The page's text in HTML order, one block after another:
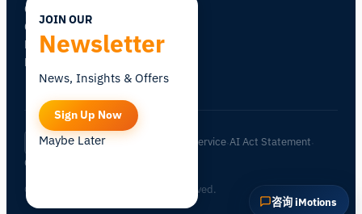
Careers
Contact
My iMotions
Newsletter
ZH |Privacy Policy Terms of Service ·AI Act Statement
Cookie Settings
© 2026 iMotions A/S. All rights reserved.
咨询 iMotions
JOIN OUR
Newsletter
News, Insights & Offers
Sign Up Now
Maybe Later